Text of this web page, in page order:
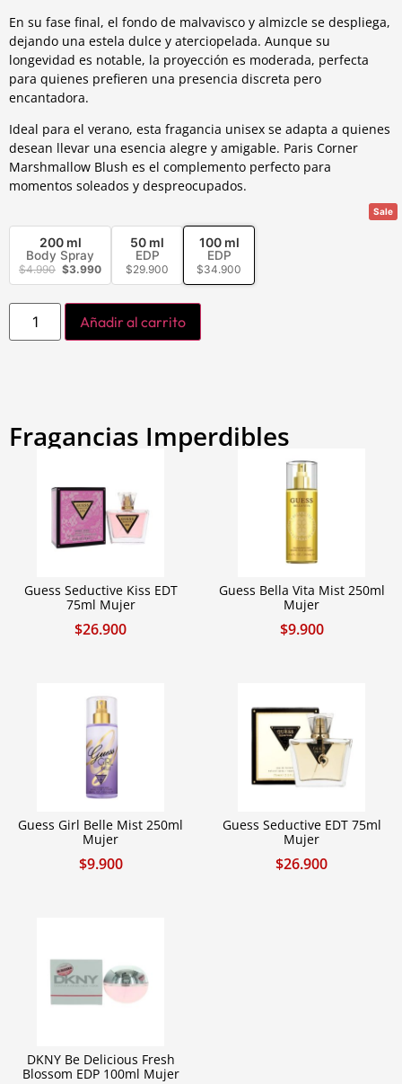
En su fase final, el fondo de malvavisco y almizcle se despliega,
dejando una estela dulce y aterciopelada. Aunque su
longevidad es notable, la proyección es moderada, perfecta
para quienes prefieren una presencia discreta pero
encantadora.
Ideal para el verano, esta fragancia unisex se adapta a quienes
desean llevar una esencia alegre y amigable. Paris Corner
Marshmallow Blush es el complemento perfecto para
momentos soleados y despreocupados.
Sale
200 ml
Body Spray
$4.990 $3.990
50 ml
EDP
$29.900
100 ml
EDP
$34.900
Añadir al carrito
Fragancias Imperdibles
Guess Seductive Kiss EDT
75ml Mujer
$26.900
Guess Bella Vita Mist 250ml
Mujer
$9.900
Guess Girl Belle Mist 250ml
Mujer
$9.900
Guess Seductive EDT 75ml
Mujer
$26.900
DKNY Be Delicious Fresh
Blossom EDP 100ml Mujer